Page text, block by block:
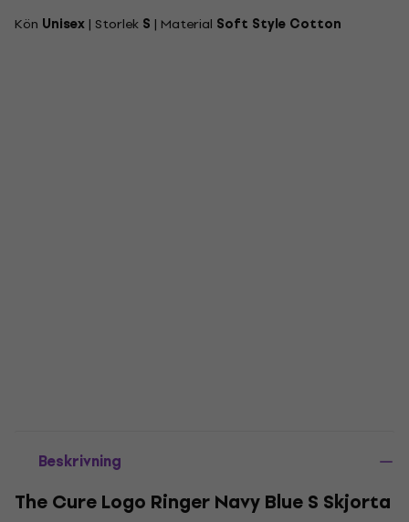
Kön Unisex | Storlek S | Material Soft Style Cotton
Beskrivning
The Cure Logo Ringer Navy Blue S Skjorta